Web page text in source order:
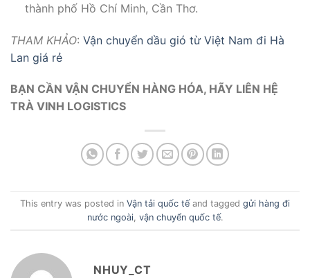
thành phố Hồ Chí Minh, Cần Thơ.
THAM KHẢO: Vận chuyển dầu gió từ Việt Nam đi Hà
Lan giá rẻ
BẠN CẦN VẬN CHUYỂN HÀNG HÓA, HÃY LIÊN HỆ
TRÀ VINH LOGISTICS
This entry was posted in Vận tải quốc tếand tagged gửi hàng đi
nước ngoài, vận chuyển quốc tế.
NHUY_CT